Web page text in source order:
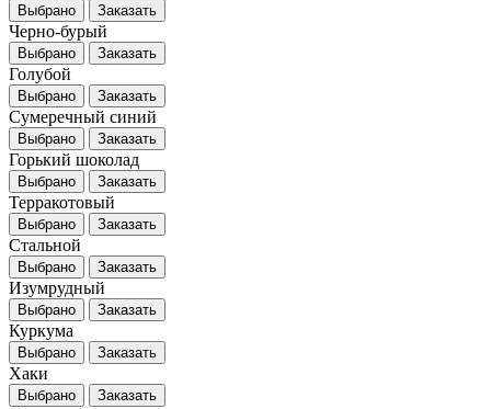
Выбрано Заказать
Черно-бурый
Выбрано Заказать
Голубой
Выбрано Заказать
Сумеречный синий
Выбрано Заказать
Горький шоколад
Выбрано Заказать
Терракотовый
Выбрано Заказать
Стальной
Выбрано Заказать
Изумрудный
Выбрано Заказать
Куркума
Выбрано Заказать
Хаки
Выбрано Заказать